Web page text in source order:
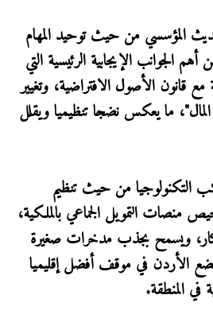
المؤسسي من حيث توحيد المهام
أهم الجوانب الإيجابية الرئيسية التي
قانون الأصول الافتراضية، وتغيير
ما يعكس نضجا تنظيميا ويقلل
التكنولوجيا من حيث تنظيم
منصات التمويل الجماعي بالملكية،
ويسمح بجذب مدخرات صغيرة
الأردن في موقف أفضل إقليميا
في المنطقة.